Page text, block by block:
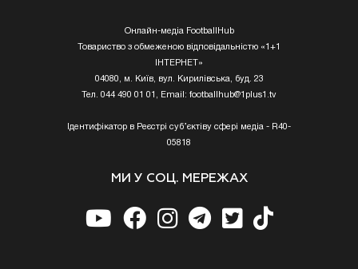
Онлайн-медіа FootballHub
Товариство з обмеженою відповідальністю «1+1
ІНТЕРНЕТ»
04080, м. Київ, вул. Кирилівська, буд. 23
Тел. 044 490 01 01, Email: footballhub@1plus1.tv
Ідентифікатор в Реєстрі суб’єктіву сфері медіа - R40-
05818
МИ У СОЦ. МЕРЕЖАХ